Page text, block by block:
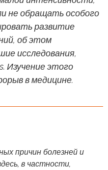
не обращать особого
развитие
об этом
исследования,
Изучение этого
в медицине.
причин болезней и
в частности,